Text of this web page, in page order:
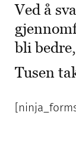
Ved å
bli
Tusen